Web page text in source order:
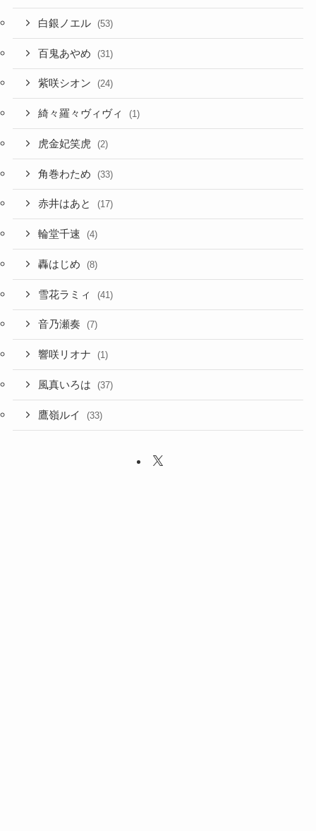
白銀ノエル (53)
百鬼あやめ (31)
紫咲シオン (24)
綺々羅々ヴィヴィ (1)
虎金妃笑虎 (2)
角巻わため (33)
赤井はあと (17)
輪堂千速 (4)
轟はじめ (8)
雪花ラミィ (41)
音乃瀬奏 (7)
響咲リオナ (1)
風真いろは (37)
鷹嶺ルイ (33)